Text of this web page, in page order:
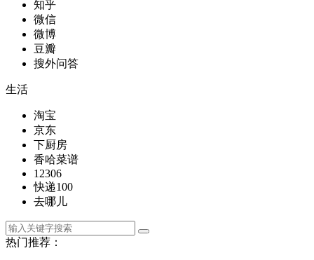
知乎
微信
微博
豆瓣
搜外问答
生活
淘宝
京东
下厨房
香哈菜谱
12306
快递100
去哪儿
热门推荐：